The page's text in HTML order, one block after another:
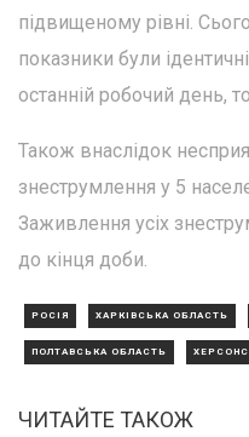
підвищеному рівні.
показники були
останній робочий день,
Також внаслідок
знеструмлення у 5
Заживлення усіх
до кінця доби.
РОСІЯ ХАРКІВСЬКА ОБЛАСТЬ
ПОЛТАВСЬКА ОБЛАСТЬ
ЧИТАЙТЕ ТАКОЖ